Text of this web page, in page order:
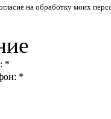
на обработку моих
*
*